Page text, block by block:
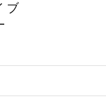
ブ